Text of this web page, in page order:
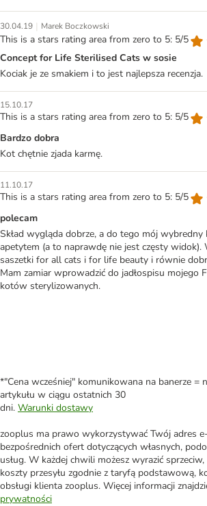
30.04.19 | Marek Boczkowski
This is a stars rating area from zero to 5: 5/5
Concept for Life Sterilised Cats w sosie
Kociak je ze smakiem i to jest najlepsza recenzja.
15.10.17
This is a stars rating area from zero to 5: 5/5
Bardzo dobra
Kot chętnie zjada karmę.
11.10.17
This is a stars rating area from zero to 5: 5/5
polecam
Skład wygląda dobrze, a do tego mój wybredny
apetytem (a to naprawdę nie jest częsty
saszetki for all cats i for life beauty i równie
Mam zamiar wprowadzić do jadłospisu mojego
kotów sterylizowanych.
*"Cena wcześniej" komunikowana na banerze =
artykułu w ciągu ostatnich 30
dni. Warunki dostawy
zooplus ma prawo wykorzystywać Twój adres
bezpośrednich ofert dotyczących własnych,
usług. W każdej chwili możesz wyrazić
koszty przesyłu zgodnie z taryfą podstawową,
obsługi klienta zooplus. Więcej informacji
prywatności